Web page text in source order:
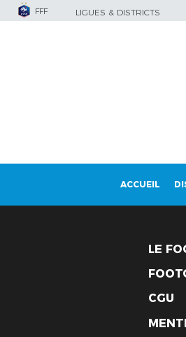
FFF LIGUES & DISTRICTS
ACCUEIL
LE
CGU